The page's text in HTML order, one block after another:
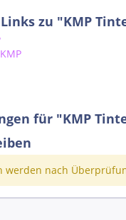
zu "KMP
für "KMP Tinte
werden nach